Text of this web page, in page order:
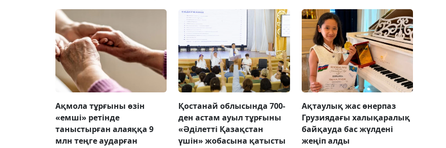
Ақмола тұрғыны өзін
«емші» ретінде
таныстырған алаяққа 9
млн теңге аударған
Қостанай облысында 700-
ден астам ауыл тұрғыны
«Әділетті Қазақстан
үшін» жобасына қатысты
Ақтаулық жас өнерпаз
Грузиядағы халықаралық
байқауда бас жүлдені
жеңіп алды